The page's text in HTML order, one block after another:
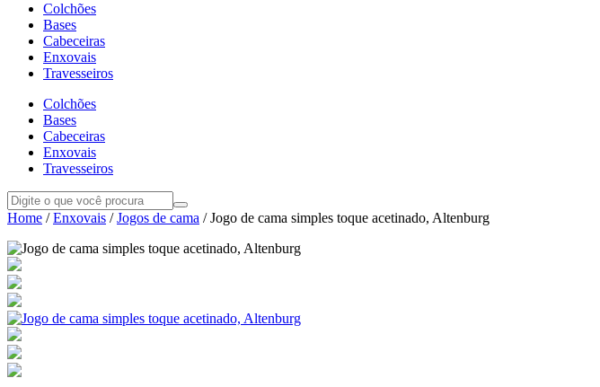
Colchões
Bases
Cabeceiras
Enxovais
Travesseiros
Colchões
Bases
Cabeceiras
Enxovais
Travesseiros
Home /Enxovais /Jogos de cama / Jogo de cama simples toque acetinado, Altenburg